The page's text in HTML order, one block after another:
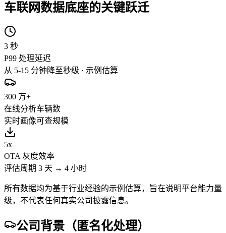
车联网数据底座的关键跃迁
3 秒
P99 处理延迟
从 5-15 分钟降至秒级 · 示例估算
300 万+
在线分析车辆数
实时画像可查规模
5x
OTA 灰度效率
评估周期 3 天 → 4 小时
所有数据均为基于行业经验的示例估算，旨在说明平台能力量
级，不代表任何真实公司披露信息。
公司背景（匿名化处理）